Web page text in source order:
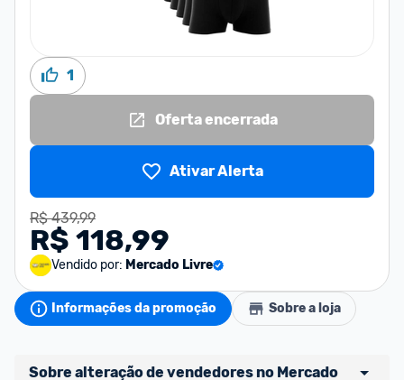
1
Oferta encerrada
Ativar Alerta
R$ 439,99
R$ 118,99
Vendido por: Mercado Livre
Informações da promoção Sobre a loja
Sobre alteração de vendedores no Mercado